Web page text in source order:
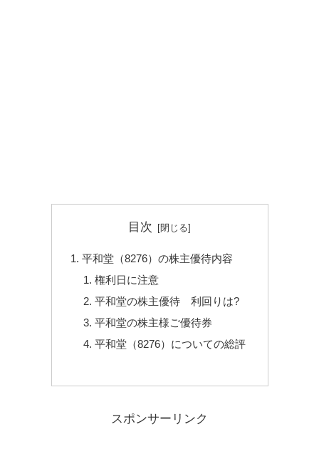
目次
平和堂（8276）の株主優待内容
権利日に注意
平和堂の株主優待 利回りは?
平和堂の株主様ご優待券
平和堂（8276）についての総評
スポンサーリンク